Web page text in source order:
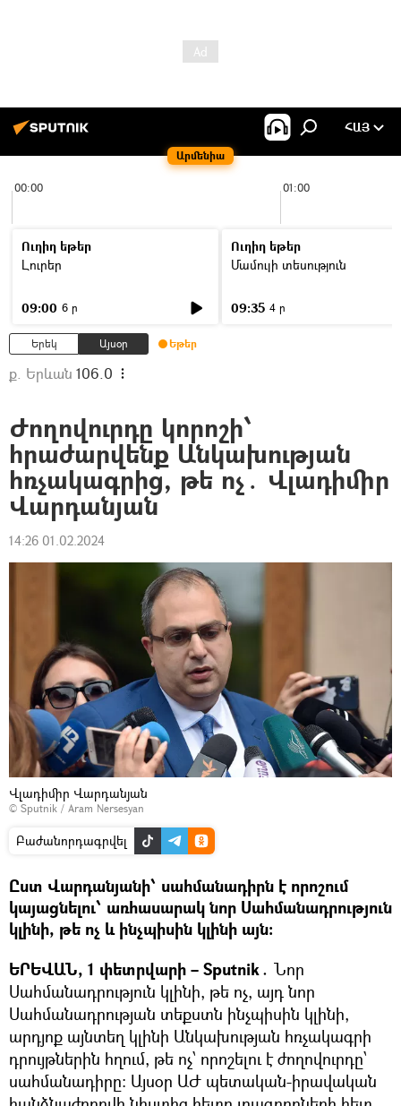
Արմենիա
ՀԱՅ
00:00 01:00
Ուղիղ եթեր
Լուրեր
09:00 6 ր
Ուղիղ եթեր
Մամուլի տեսություն
09:35 4 ր
Երեկ Այսօր Եթեր
ք. Երևան 106.0
Ժողովուրդը կորոշի՝
հրաժարվենք Անկախության
հռչակագրից, թե ոչ․ Վլադիմիր
Վարդանյան
14:26 01.02.2024
Վլադիմիր Վարդանյան
© Sputnik / Aram Nersesyan
Բաժանորդագրվել
Ըստ Վարդանյանի՝ սահմանադիրն է որոշում
կայացնելու՝ առհասարակ նոր Սահմանադրություն
կլինի, թե ոչ և ինչպիսին կլինի այն։
ԵՐԵՎԱՆ, 1 փետրվարի – Sputnik․ Նոր
Սահմանադրություն կլինի, թե ոչ, այդ նոր
Սահմանադրության տեքստն ինչպիսին կլինի,
արդյոք այնտեղ կլինի Անկախության հռչակագրի
դրույթներին հղում, թե ոչ՝ որոշելու է ժողովուրդը՝
սահմանադիրը։ Այսօր ԱԺ պետական-իրավական